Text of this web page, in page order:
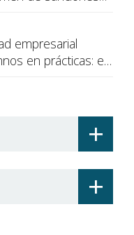
empresarial
en prácticas: el
+
+